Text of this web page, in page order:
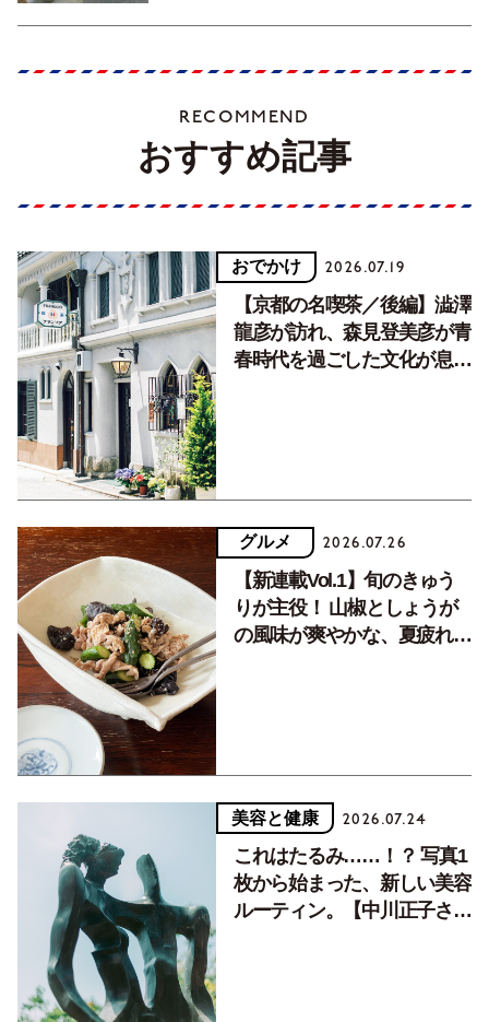
RECOMMEND
おすすめ記事
おでかけ 2026.07.19
【京都の名喫茶／後編】澁澤
龍彦が訪れ、森見登美彦が青
春時代を過ごした文化が息づ
グルメ 2026.07.26
【新連載Vol.1】旬のきゅう
りが主役！ 山椒としょうが
の風味が爽やかな、夏疲れを
美容と健康 2026.07.24
これはたるみ……！？ 写真1
枚から始まった、新しい美容
ルーティン。【中川正子さん